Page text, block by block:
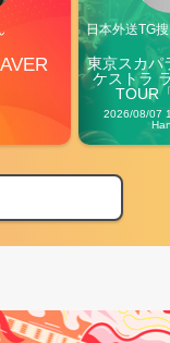
日本外送TG
東京スカパ
ケストラ
TOUR
2026/08/07